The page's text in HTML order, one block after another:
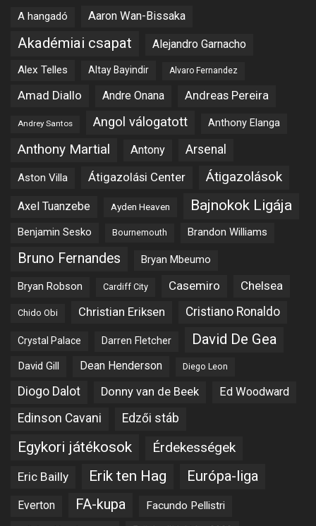
A hangadó Aaron Wan-Bissaka
Akadémiai csapat Alejandro Garnacho
Alex Telles Altay Bayindir Alvaro Fernandez
Amad Diallo Andre Onana Andreas Pereira
Andrey Santos Angol válogatott Anthony Elanga
Anthony Martial Antony Arsenal
Aston Villa Átigazolási Center Átigazolások
Axel Tuanzebe Ayden Heaven Bajnokok Ligája
Benjamin Sesko Bournemouth Brandon Williams
Bruno Fernandes Bryan Mbeumo
Bryan Robson Cardiff City Casemiro Chelsea
Chido Obi Christian Eriksen Cristiano Ronaldo
Crystal Palace Darren Fletcher David De Gea
David Gill Dean Henderson Diego Leon
Diogo Dalot Donny van de Beek Ed Woodward
Edinson Cavani Edzői stáb
Egykori játékosok Érdekességek
Eric Bailly Erik ten Hag Európa-liga
Everton FA-kupa Facundo Pellistri